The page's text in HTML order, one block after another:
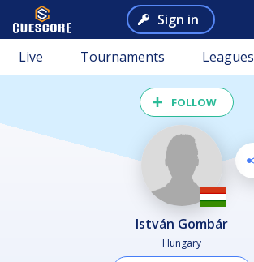
Sign in
Live Tournaments Leagues
FOLLOW
István Gombár
Hungary